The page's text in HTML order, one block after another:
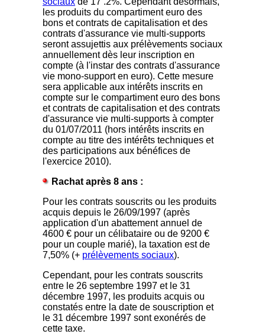
les produits du compartiment euro des
bons et contrats de capitalisation et des
contrats d'assurance vie multi-supports
seront assujettis aux prélèvements sociaux
annuellement dès leur inscription en
compte (à l'instar des contrats d'assurance
vie mono-support en euro). Cette mesure
sera applicable aux intérêts inscrits en
compte sur le compartiment euro des bons
et contrats de capitalisation et des contrats
d'assurance vie multi-supports à compter
du 01/07/2011 (hors intérêts inscrits en
compte au titre des intérêts techniques et
des participations aux bénéfices de
l'exercice 2010).
Rachat après 8 ans :
Pour les contrats souscrits ou les produits
acquis depuis le 26/09/1997 (après
application d'un abattement annuel de
4600 € pour un célibataire ou de 9200 €
pour un couple marié), la taxation est de
7,50% (+ prélèvements sociaux).
Cependant, pour les contrats souscrits
entre le 26 septembre 1997 et le 31
décembre 1997, les produits acquis ou
constatés entre la date de souscription et
le 31 décembre 1997 sont exonérés de
cette taxe.